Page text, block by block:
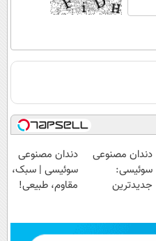
دندان مصنوعی
سوئیسی:
جدیدترین
پرداخت قسطی
دندان مصنوعی
سوئیسی | سبک،
مقاوم، طبیعی!
اقساطی😍